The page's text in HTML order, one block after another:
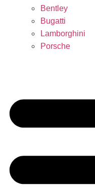
Bentley
Bugatti
Lamborghini
Porsche